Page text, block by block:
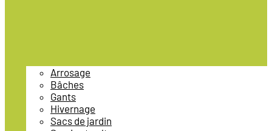
Arrosage
Bâches
Gants
Hivernage
Sacs de jardin